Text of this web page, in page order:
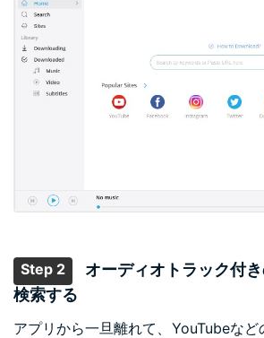
Step 2
オーディオトラック付
検索する
アプリから一旦離れて、YouTubeな